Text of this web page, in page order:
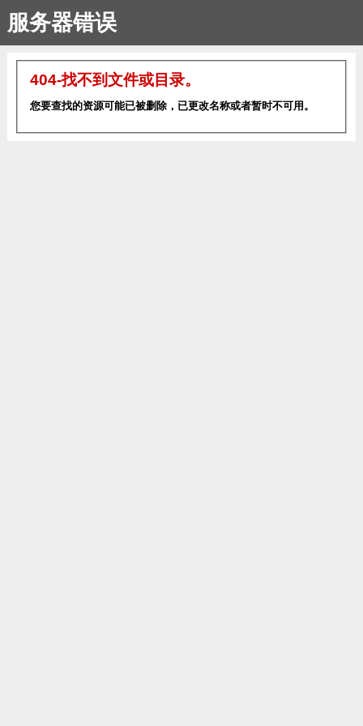
服务器错误
404-找不到文件或目录。
您要查找的资源可能已被删除，已更改名称或者暂时不可用。